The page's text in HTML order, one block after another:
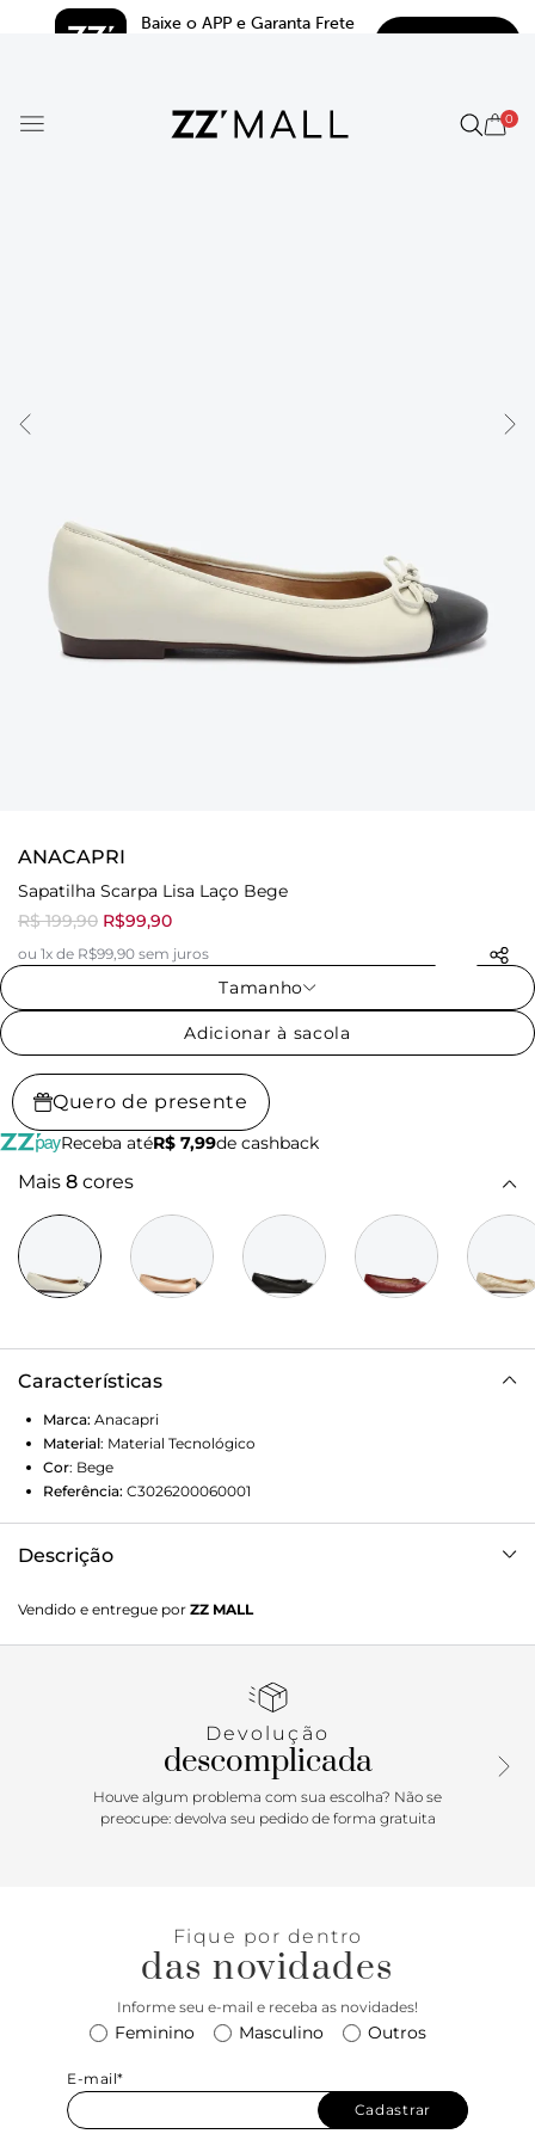
Baixe o APP e Garanta Frete
0
ANACAPRI
Sapatilha Scarpa Lisa Laço Bege
R$ 199,90 R$99,90
ou 1x de R$99,90 sem juros
Tamanho
Adicionar à sacola
Quero de presente
Receba atéR$ 7,99de cashback
Mais 8 cores
Características
Marca: Anacapri
Material: Material Tecnológico
Cor: Bege
Referência: C3026200060001
Descrição
De solado emborrachado com leve saltinho e biqueira
redonda, traz cabedal com recorte arredondado sobre o
com efeito envernizado. O modelo traz aplicação de lacinho
Anacapri. Porque Apostar: Sapatilha Anacapri nos pés é um
clássico com um toque de sofisticação - simplesmente
perfeita para compor produções de trabalho e eventos.
Versátil, ela vem para a temporada em tom bicolor, com
Vendido e entregue por ZZ MALL
Devolução
descomplicada
Houve algum problema com sua escolha? Não se
preocupe: devolva seu pedido de forma gratuita
Fique por dentro
das novidades
Informe seu e-mail e receba as novidades!
Feminino Masculino Outros
E-mail*
Cadastrar